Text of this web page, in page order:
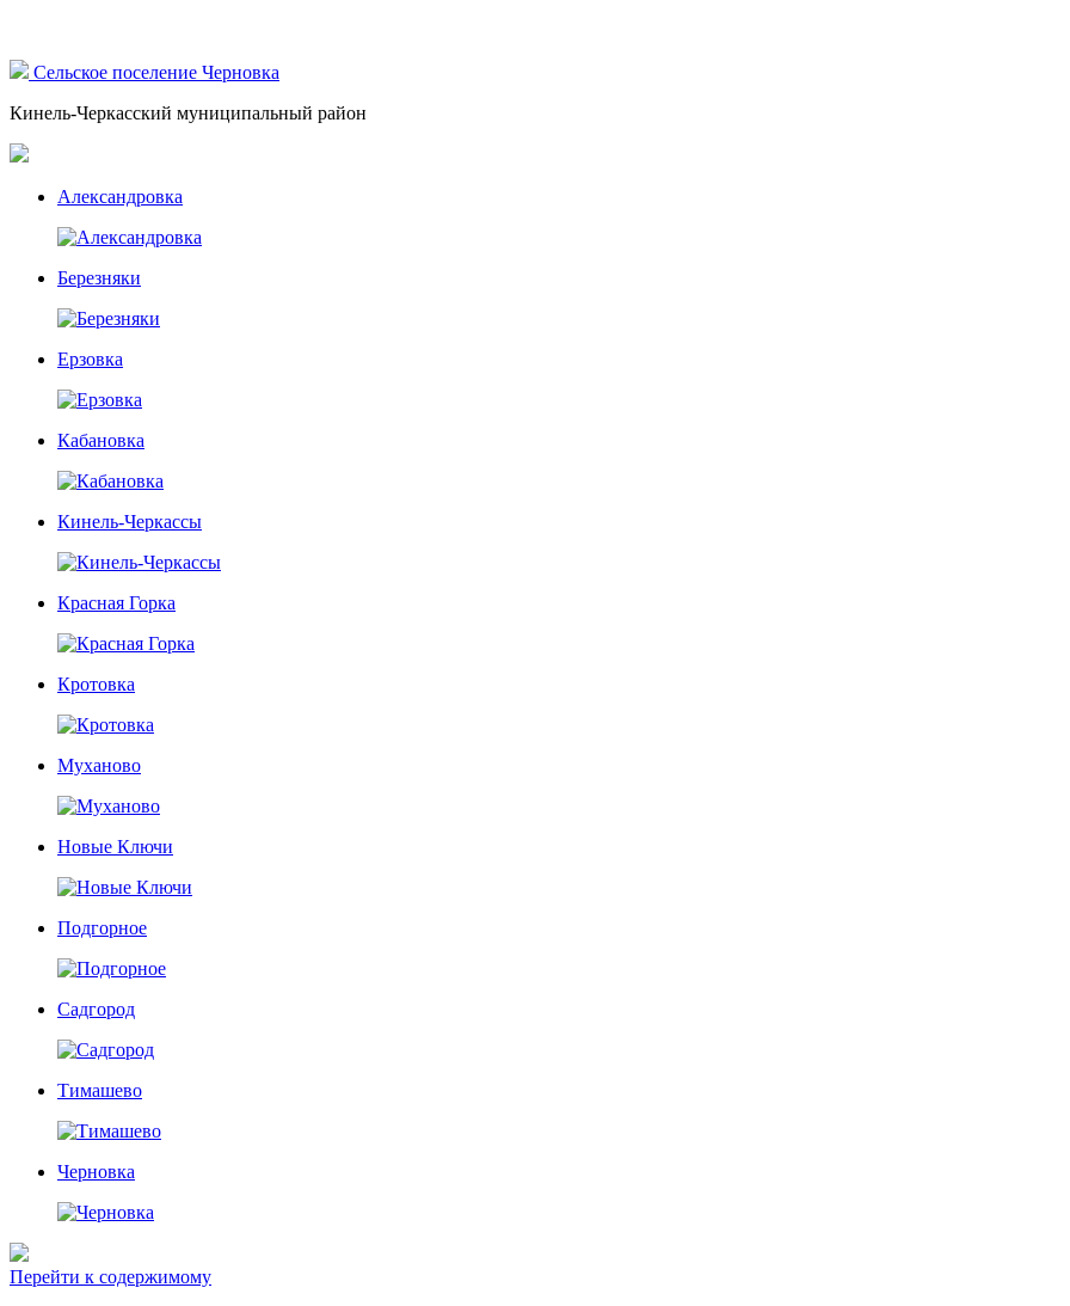
Сельское поселение Черновка
Кинель-Черкасский муниципальный район
Александровка
Березняки
Ерзовка
Кабановка
Кинель-Черкассы
Красная Горка
Кротовка
Муханово
Новые Ключи
Подгорное
Садгород
Тимашево
Черновка
Перейти к содержимому